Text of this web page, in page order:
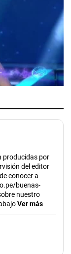
producidas por
del editor
conocer a
buenas-
nuestro
Ver más